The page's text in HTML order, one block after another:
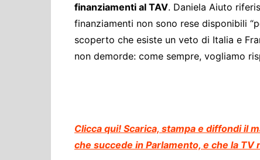
finanziamenti al TAV. Daniela Aiuto
finanziamenti non sono rese disponibili
scoperto che esiste un veto di Italia e
non demorde: come sempre, vogliamo
Clicca qui! Scarica, stampa e diffondi il
che succede in Parlamento, e che la TV